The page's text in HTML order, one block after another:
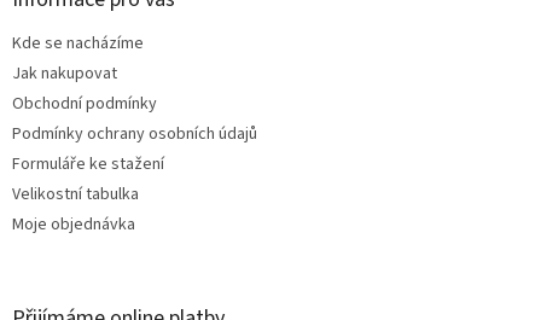
Kde se nacházíme
Jak nakupovat
Obchodní podmínky
Podmínky ochrany osobních údajů
Formuláře ke stažení
Velikostní tabulka
Moje objednávka